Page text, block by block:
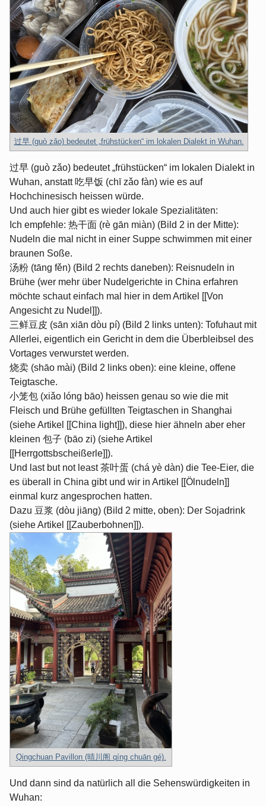
过早 (guò zǎo) bedeutet „frühstücken“ im lokalen Dialekt in Wuhan.
过早 (guò zǎo) bedeutet „frühstücken“ im lokalen Dialekt in
Wuhan, anstatt 吃早饭 (chī zǎo fàn) wie es auf
Hochchinesisch heissen würde.
Und auch hier gibt es wieder lokale Spezialitäten:
Ich empfehle: 热干面 (rè gān miàn) (Bild 2 in der Mitte):
Nudeln die mal nicht in einer Suppe schwimmen mit einer
braunen Soße.
汤粉 (tāng fěn) (Bild 2 rechts daneben): Reisnudeln in
Brühe (wer mehr über Nudelgerichte in China erfahren
möchte schaut einfach mal hier in dem Artikel [[Von
Angesicht zu Nudel]]).
三鲜豆皮 (sān xiān dòu pí) (Bild 2 links unten): Tofuhaut mit
Allerlei, eigentlich ein Gericht in dem die Überbleibsel des
Vortages verwurstet werden.
烧卖 (shāo mài) (Bild 2 links oben): eine kleine, offene
Teigtasche.
小笼包 (xiǎo lóng bāo) heissen genau so wie die mit
Fleisch und Brühe gefüllten Teigtaschen in Shanghai
(siehe Artikel [[China light]]), diese hier ähneln aber eher
kleinen 包子 (bāo zi) (siehe Artikel
[[Herrgottsbscheißerle]]).
Und last but not least 茶叶蛋 (chá yè dàn) die Tee-Eier, die
es überall in China gibt und wir in Artikel [[Ölnudeln]]
einmal kurz angesprochen hatten.
Dazu 豆浆 (dòu jiāng) (Bild 2 mitte, oben): Der Sojadrink
(siehe Artikel [[Zauberbohnen]]).
Qingchuan Pavillon (晴川阁 qíng chuān gé).
Und dann sind da natürlich all die Sehenswürdigkeiten in
Wuhan: